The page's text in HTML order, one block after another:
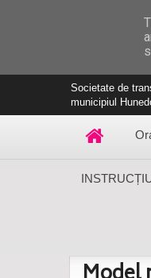
SC PRIM
Societate de
municipiul